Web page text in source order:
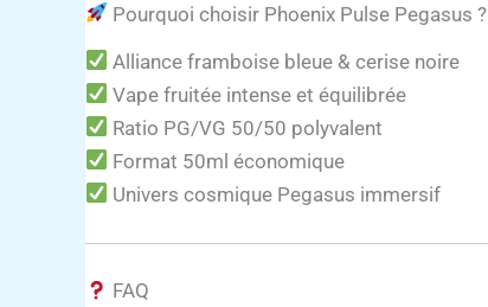
Pourquoi choisir Phoenix Pulse Pegasus ?
Alliance framboise bleue & cerise noire
Vape fruitée intense et équilibrée
Ratio PG/VG 50/50 polyvalent
Format 50ml économique
Univers cosmique Pegasus immersif
FAQ